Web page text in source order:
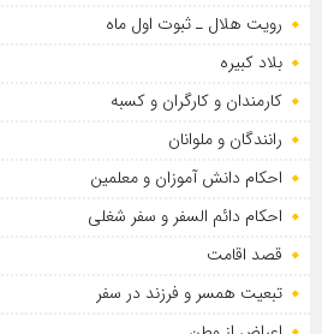
رویت هلال ـ ثبوت اول ماه
بلاد کبیره
کارمندان و کارگران و کسبه
رانندگان و ملوانان
احکام دانش آموزان و معلمین
احکام دائم السفر و سفر شغلی
قصد اقامت
تبعیت همسر و فرزند در سفر